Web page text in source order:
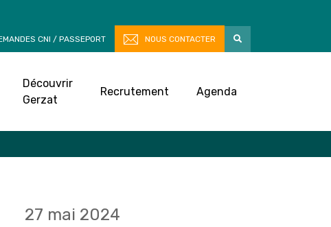
CNI / PASSEPORT NOUS CONTACTER
Découvrir
Gerzat
Recrutement Agenda
27 mai 2024